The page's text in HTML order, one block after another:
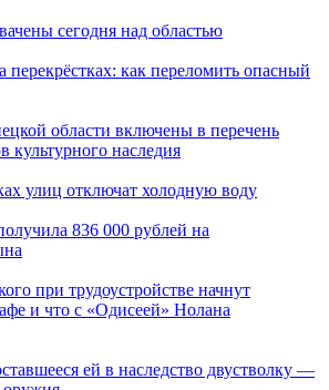
сегодня над областью
как переломить опасный
области включены в перечень
культурного наследия
улиц отключат холодную воду
836 000 рублей на
при трудоустройстве начнут
и что с «Одисеей» Нолана
ей в наследство двустволку —